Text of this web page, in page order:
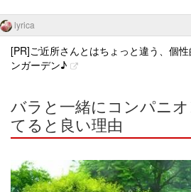
lyrica
[PR]ご近所さんとはちょっと違う、個
ンガーデン♪
バラと一緒にコンパニ
てると良い理由